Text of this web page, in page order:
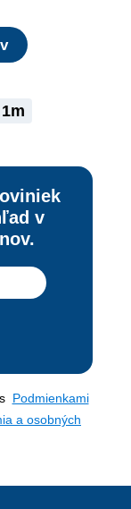
1m
v
Podmienkami
a osobných